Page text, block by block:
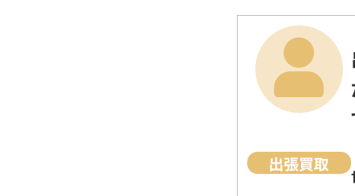
出張買取